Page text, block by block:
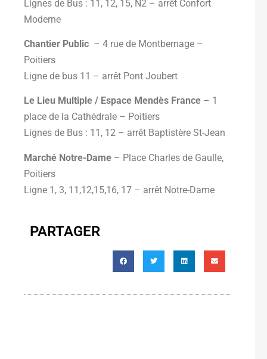
Lignes de Bus : 11, 12, 15, N2 – arrêt Confort
Moderne
Chantier Public – 4 rue de Montbernage –
Poitiers
Ligne de bus 11 – arrêt Pont Joubert
Le Lieu Multiple / Espace Mendès France – 1
place de la Cathédrale – Poitiers
Lignes de Bus : 11, 12 – arrêt Baptistère St-Jean
Marché Notre-Dame – Place Charles de Gaulle,
Poitiers
Ligne 1, 3, 11,12,15,16, 17 – arrêt Notre-Dame
PARTAGER